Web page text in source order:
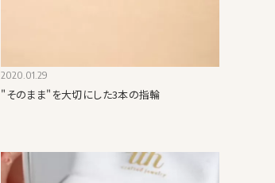
2020.01.29
"そのまま"を大切にした3本の指輪